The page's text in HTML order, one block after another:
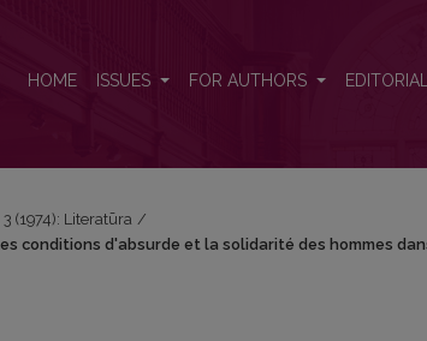
HOME ISSUES FOR AUTHORS
(1974): Literatūra /
conditions d'absurde et la solidarité des hommes